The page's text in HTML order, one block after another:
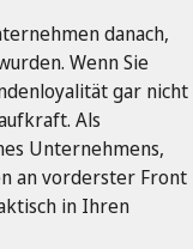
danach,
Wenn Sie
gar nicht
Als
Unternehmens,
an vorderster Front
in Ihren